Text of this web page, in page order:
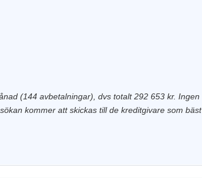
(144 avbetalningar), dvs totalt 292 653 kr. Ingen
kommer att skickas till de kreditgivare som bäst